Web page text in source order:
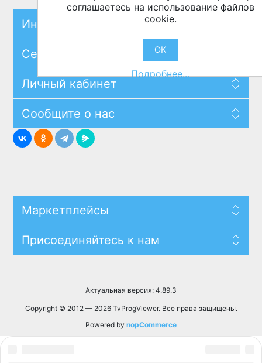
Информация
Сервисы
Личный кабинет
Сообщите о нас
Маркетплейсы
Присоединяйтесь к нам
Актуальная версия: 4.89.3
Copyright © 2012 — 2026 TvProgViewer. Все права защищены.
Powered by nopCommerce
соглашаетесь на использование файлов
cookie.
OK
Подробнее...